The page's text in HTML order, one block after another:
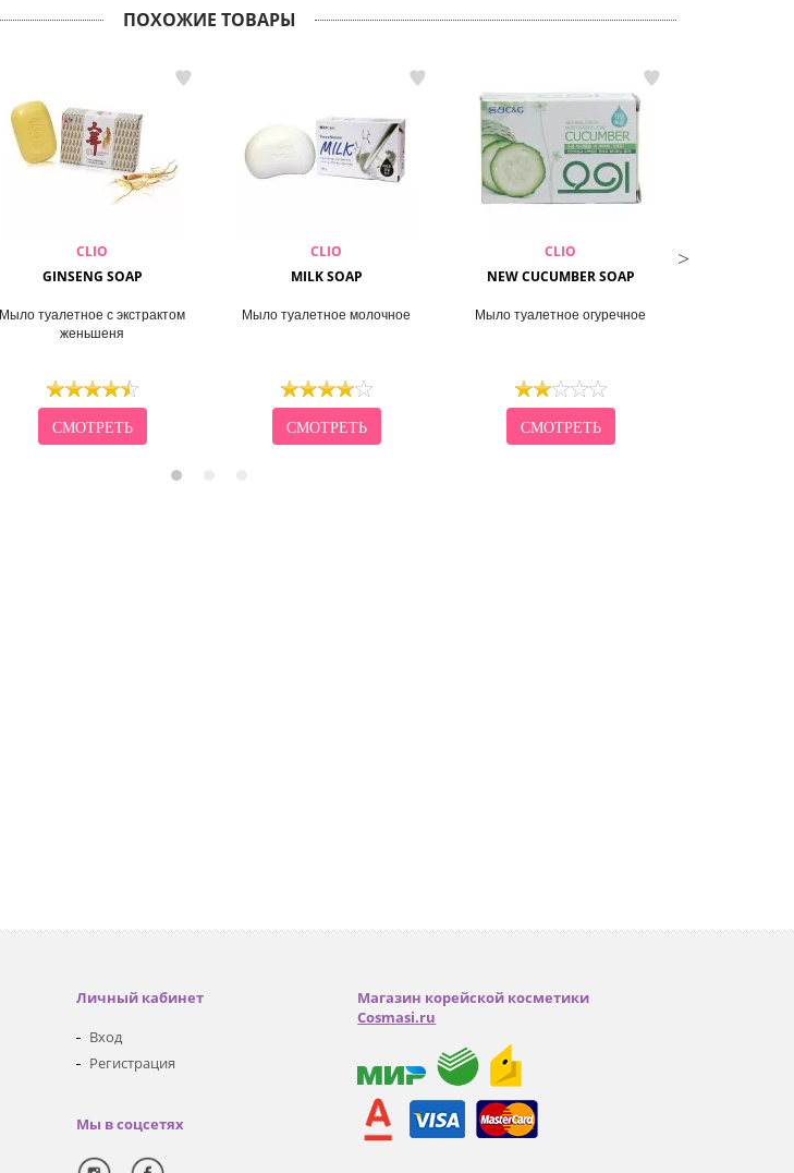
ПОХОЖИЕ ТОВАРЫ
CLIO
GINSENG SOAP
Мыло туалетное с экстрактом
женьшеня
СМОТРЕТЬ
CLIO
MILK SOAP
Мыло туалетное молочное
СМОТРЕТЬ
CLIO
NEW CUCUMBER SOAP
Мыло туалетное огуречное
СМОТРЕТЬ
Личный кабинет
Вход
Регистрация
Мы в соцсетях
Магазин корейской косметики
Cosmasi.ru